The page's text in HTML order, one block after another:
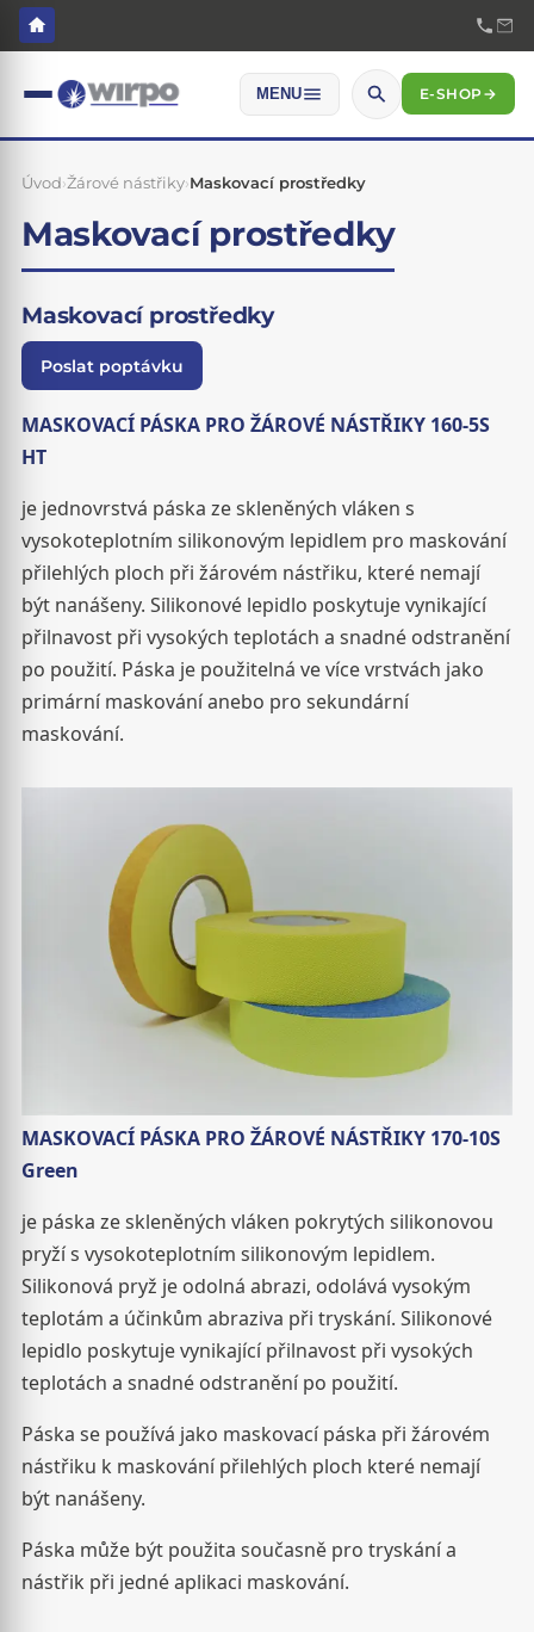
MENU E-SHOP→
Úvod›Žárové nástřiky›Maskovací prostředky
Maskovací prostředky
Maskovací prostředky
Poslat poptávku
MASKOVACÍ PÁSKA PRO ŽÁROVÉ NÁSTŘIKY 160-5S
HT
je jednovrstvá páska ze skleněných vláken s
vysokoteplotním silikonovým lepidlem pro maskování
přilehlých ploch při žárovém nástřiku, které nemají
být nanášeny. Silikonové lepidlo poskytuje vynikající
přilnavost při vysokých teplotách a snadné odstranění
po použití. Páska je použitelná ve více vrstvách jako
primární maskování anebo pro sekundární
maskování.
MASKOVACÍ PÁSKA PRO ŽÁROVÉ NÁSTŘIKY 170-10S
Green
je páska ze skleněných vláken pokrytých silikonovou
pryží s vysokoteplotním silikonovým lepidlem.
Silikonová pryž je odolná abrazi, odolává vysokým
teplotám a účinkům abraziva při tryskání. Silikonové
lepidlo poskytuje vynikající přilnavost při vysokých
teplotách a snadné odstranění po použití.
Páska se používá jako maskovací páska při žárovém
nástřiku k maskování přilehlých ploch které nemají
být nanášeny.
Páska může být použita současně pro tryskání a
nástřik při jedné aplikaci maskování.